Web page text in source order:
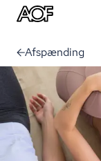
Afspænding